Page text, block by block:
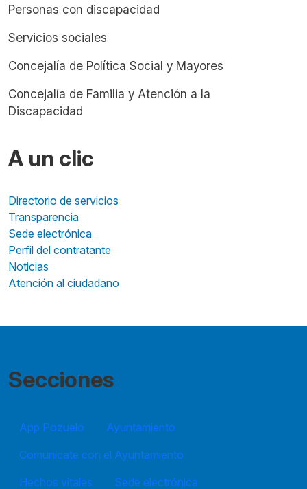
Personas con discapacidad
Servicios sociales
Concejalía de Política Social y Mayores
Concejalía de Familia y Atención a la
Discapacidad
A un clic
Directorio de servicios
Transparencia
Sede electrónica
Perfil del contratante
Noticias
Atención al ciudadano
Secciones
App Pozuelo
Ayuntamiento
Comunícate con el Ayuntamiento
Hechos vitales
Sede electrónica